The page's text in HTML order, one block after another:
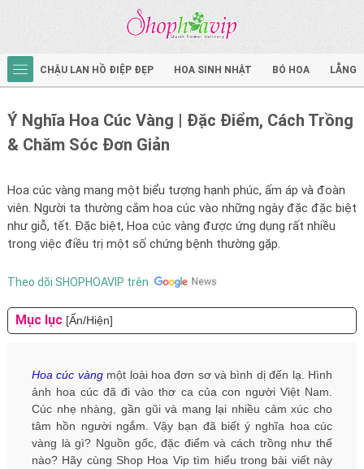
CHẬU LAN HỒ ĐIỆP ĐẸP HOA SINH NHẬT BÓ HOA LẴNG
Ý Nghĩa Hoa Cúc Vàng | Đặc Điểm, Cách Trồng
& Chăm Sóc Đơn Giản
Hoa cúc vàng mang một biểu tượng hạnh phúc, ấm áp và đoàn
viên. Người ta thường cắm hoa cúc vào những ngày đặc đặc biệt
như giỗ, tết. Đặc biệt, Hoa cúc vàng được ứng dụng rất nhiều
trong việc điều trị một số chứng bệnh thường gặp.
Theo dõi SHOPHOAVIP trên
Mục lục [Ẩn/Hiện]
Hoa cúc vàngmột loài hoa đơn sơ và bình dị đến lạ. Hình
ảnh hoa cúc đã đi vào thơ ca của con người Việt Nam.
Cúc nhẹ nhàng, gần gũi và mang lại nhiều cảm xúc cho
tâm hồn người ngắm. Vậy bạn đã biết ý nghĩa hoa cúc
vàng là gì? Nguồn gốc, đặc điểm và cách trồng như thế
nào? Hãy cùng Shop Hoa Vip tìm hiểu trong bài viết này